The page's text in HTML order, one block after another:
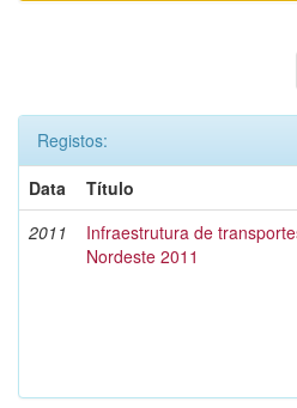
Registos:
Data
Título
2011
Infraestrutura de
Nordeste 2011